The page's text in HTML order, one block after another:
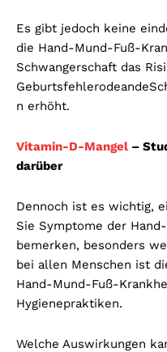
Es gibt jedoch keine
die Hand-Mund-Fuß-
Schwangerschaft das
n erhöht.
Vitamin-D-Mangel –
darüber
Dennoch ist es wichtig,
Sie Symptome der
bemerken, besonders
bei allen Menschen ist
Hand-Mund-Fuß-
Hygienepraktiken.
Welche Auswirkungen